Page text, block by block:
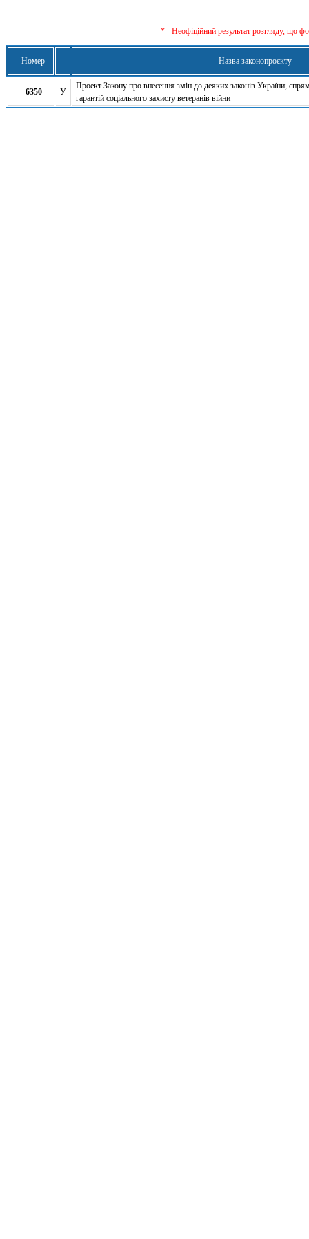
* - Неофіційний результат розгляду, що
Номер Назва законопроєкту
6350 У
Проект Закону про внесення змін до деяких законів України,
гарантій соціального захисту ветеранів війни